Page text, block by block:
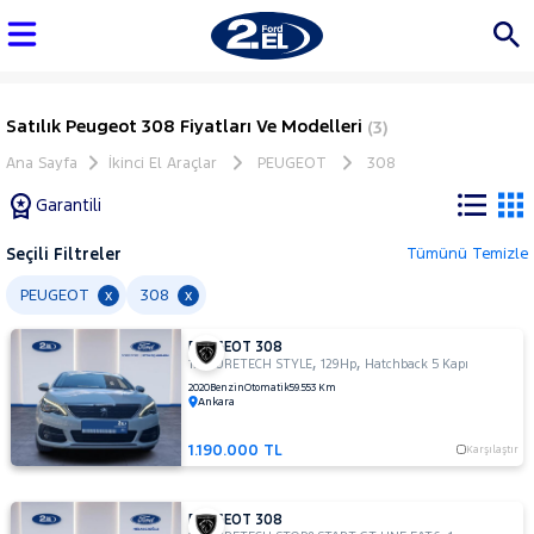
Satılık Peugeot 308 Fiyatları Ve Modelleri (3)
Ana Sayfa İkinci El Araçlar PEUGEOT 308
Garantili
Tüm
Araçlar
AUDI
BMC
BMW
BYD
Seçili Filtreler Tümünü Temizle
PEUGEOT x 308 x
PEUGEOT 308
1.2 PURETECH STYLE,129Hp, Hatchback 5 Kapı
2020BenzinOtomatik59.553 Km
Ankara
1.190.000 TL Karşılaştır
PEUGEOT 308